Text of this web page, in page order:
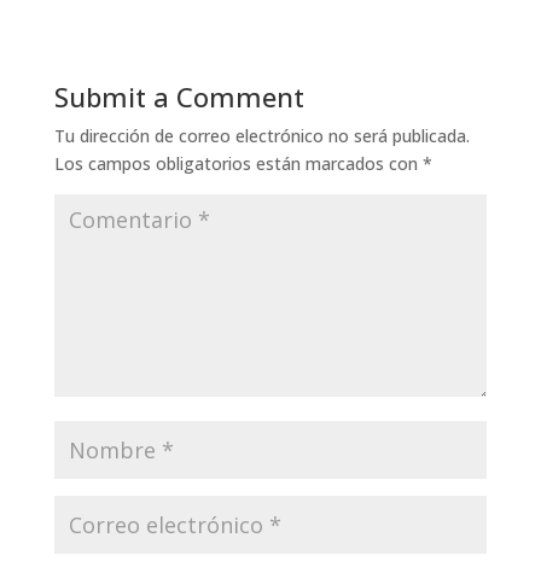
Submit a Comment
Tu dirección de correo electrónico no será publicada.
Los campos obligatorios están marcados con *